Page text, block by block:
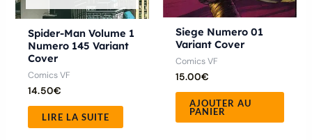
Spider-Man Volume 1
Numero 145 Variant
Cover
Comics VF
14.50€
LIRE LA SUITE
Siege Numero 01
Variant Cover
Comics VF
15.00€
AJOUTER AU
PANIER